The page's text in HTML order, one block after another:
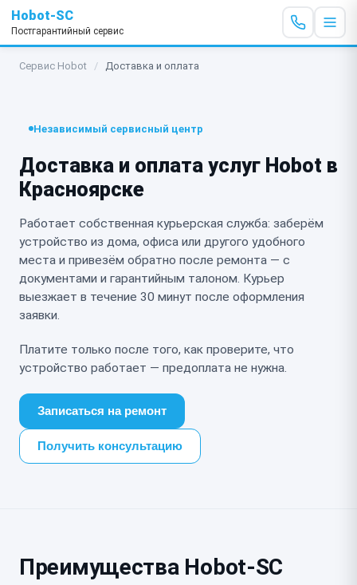
Hobot-SC
Постгарантийный сервис
Сервис Hobot / Доставка и оплата
Независимый сервисный центр
Доставка и оплата услуг Hobot в
Красноярске
Работает собственная курьерская служба: заберём
устройство из дома, офиса или другого удобного
места и привезём обратно после ремонта — с
документами и гарантийным талоном. Курьер
выезжает в течение 30 минут после оформления
заявки.
Платите только после того, как проверите, что
устройство работает — предоплата не нужна.
Записаться на ремонт
Получить консультацию
Преимущества Hobot-SC